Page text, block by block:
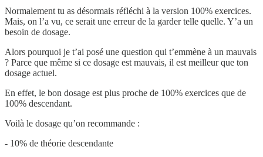
Normalement tu as désormais réfléchi à la version 100% exercices.
Mais, on l’a vu, ce serait une erreur de la garder telle quelle. Y’a un
besoin de dosage.
Alors pourquoi je t’ai posé une question qui t’emmène à un mauvais
? Parce que même si ce dosage est mauvais, il est meilleur que ton
dosage actuel.
En effet, le bon dosage est plus proche de 100% exercices que de
100% descendant.
Voilà le dosage qu’on recommande :
- 10% de théorie descendante